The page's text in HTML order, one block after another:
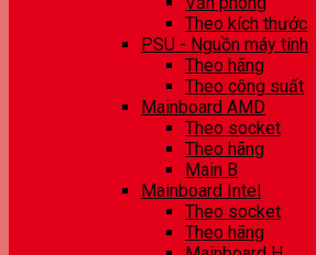
Theo kích thước
PSU - Nguồn máy tính
Theo hãng
Theo công suất
Mainboard AMD
Theo socket
Theo hãng
Main B
Mainboard Intel
Theo socket
Theo hãng